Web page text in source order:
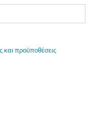
και προϋποθέσεις